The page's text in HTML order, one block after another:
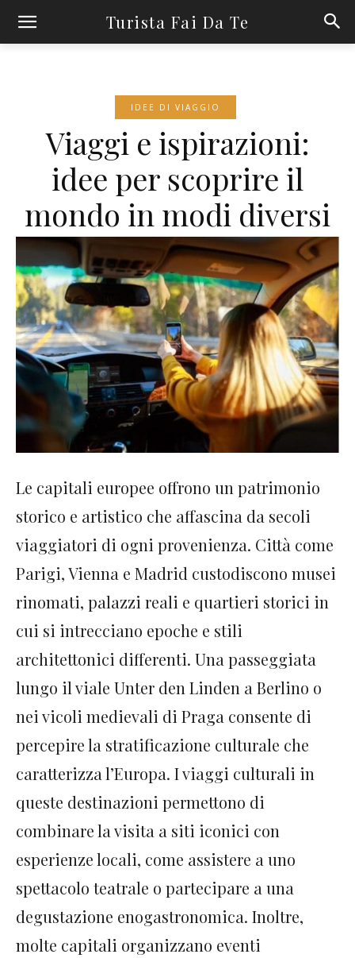
Turista Fai Da Te
IDEE DI VIAGGIO
Viaggi e ispirazioni:
idee per scoprire il
mondo in modi diversi
Le capitali europee offrono un patrimonio
storico e artistico che affascina da secoli
viaggiatori di ogni provenienza. Città come
Parigi, Vienna e Madrid custodiscono musei
rinomati, palazzi reali e quartieri storici in
cui si intrecciano epoche e stili
architettonici differenti. Una passeggiata
lungo il viale Unter den Linden a Berlino o
nei vicoli medievali di Praga consente di
percepire la stratificazione culturale che
caratterizza l’Europa. I viaggi culturali in
queste destinazioni permettono di
combinare la visita a siti iconici con
esperienze locali, come assistere a uno
spettacolo teatrale o partecipare a una
degustazione enogastronomica. Inoltre,
molte capitali organizzano eventi